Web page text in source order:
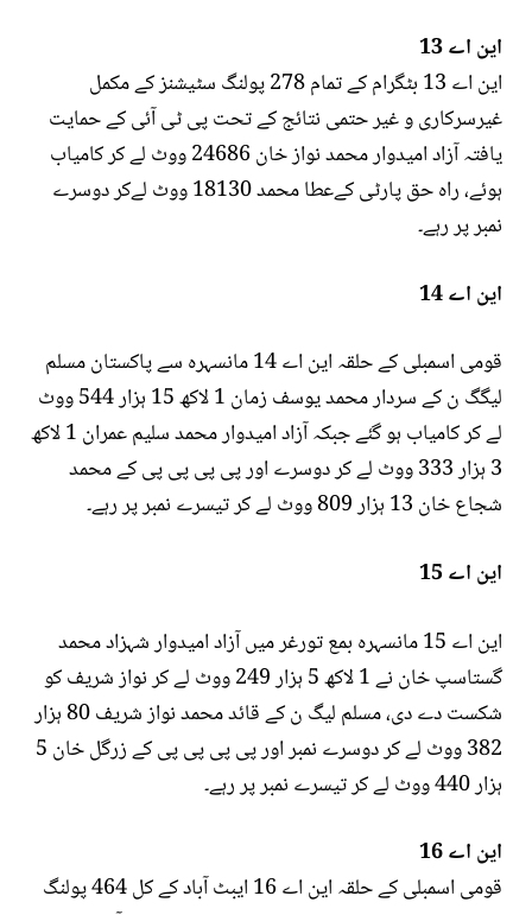
این اے 13
این اے 13 بٹگرام کے تمام 278 پولنگ سٹیشنز کے مکمل
غیرسرکاری و غیر حتمی نتائج کے تحت پی ٹی آئی کے حمایت
یافتہ آزاد امیدوار محمد نواز خان 24686 ووٹ لے کر کامیاب
ہوئے، راہ حق پارٹی کےعطا محمد 18130 ووٹ لےکر دوسرے
نمبر پر رہے۔
این اے 14
قومی اسمبلی کے حلقہ این اے 14 مانسہرہ سے پاکستان مسلم
لیگگ ن کے سردار محمد یوسف زمان 1 لاکھ 15 ہزار 544 ووٹ
لے کر کامیاب ہو گئے جبکہ آزاد امیدوار محمد سلیم عمران 1 لاکھ
3 ہزار 333 ووٹ لے کر دوسرے اور پی پی پی پی کے محمد
شجاع خان 13 ہزار 809 ووٹ لے کر تیسرے نمبر پر رہے۔
این اے 15
این اے 15 مانسہرہ بمع تورغر میں آزاد امیدوار شہزاد محمد
گستاسپ خان نے 1 لاکھ 5 ہزار 249 ووٹ لے کر نواز شریف کو
شکست دے دی، مسلم لیگ ن کے قائد محمد نواز شریف 80 ہزار
382 ووٹ لے کر دوسرے نمبر اور پی پی پی پی کے زرگل خان 5
ہزار 440 ووٹ لے کر تیسرے نمبر پر رہے۔
این اے 16
قومی اسمبلی کے حلقہ این اے 16 ایبٹ آباد کے کل 464 پولنگ